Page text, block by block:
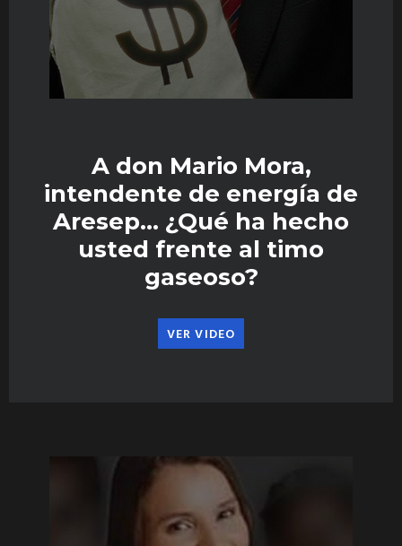
A don Mario Mora,
intendente de energía de
Aresep… ¿Qué ha hecho
usted frente al timo
gaseoso?
VER VIDEO